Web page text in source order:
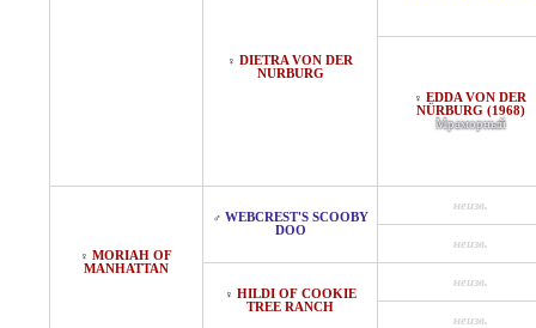
♀ DIETRA VON DER
NURBURG
♀ EDDA VON DER
NÜRBURG (1968)
Мраморный
♀ MORIAH OF
MANHATTAN
♂ WEBCREST'S SCOOBY
DOO
неизв.
неизв.
♀ HILDI OF COOKIE
TREE RANCH
неизв.
неизв.